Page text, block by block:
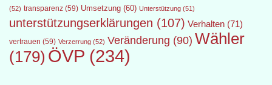
(52) transparenz (59) Umsetzung (60) Unterstützung (51)
unterstützungserklärungen (107) Verhalten (71)
vertrauen (59) Verzerrung (52) Veränderung (90) Wähler
(179) ÖVP (234)